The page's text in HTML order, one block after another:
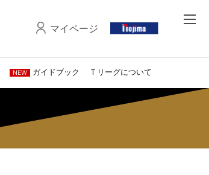
マイページ
NEW ガイドブック Ｔリーグについて